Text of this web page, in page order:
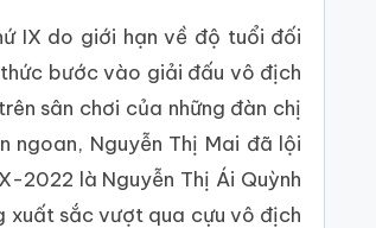
IX do giới hạn về độ tuổi đối
bước vào giải đấu vô địch
sân chơi của những đàn chị
ngoan, Nguyễn Thị Mai đã lội
2022 là Nguyễn Thị Ái Quỳnh
xuất sắc vượt qua cựu vô địch